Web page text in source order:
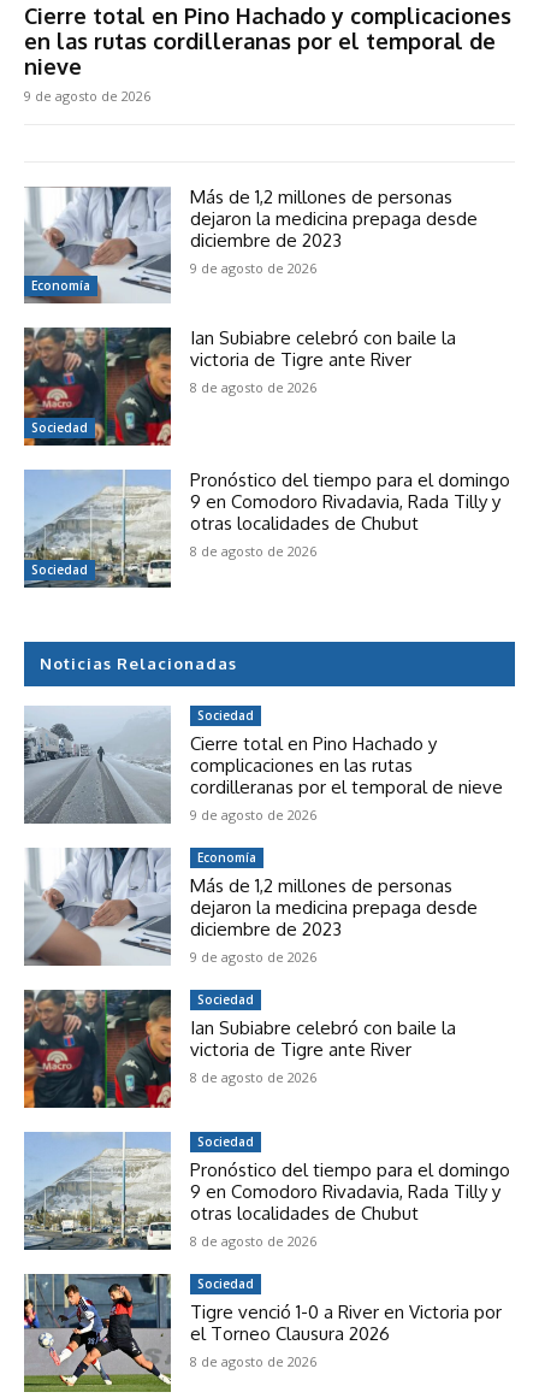
Cierre total en Pino Hachado y complicaciones
en las rutas cordilleranas por el temporal de
nieve
9 de agosto de 2026
Economía
Más de 1,2 millones de personas
dejaron la medicina prepaga desde
diciembre de 2023
9 de agosto de 2026
Sociedad
Ian Subiabre celebró con baile la
victoria de Tigre ante River
8 de agosto de 2026
Sociedad
Pronóstico del tiempo para el domingo
9 en Comodoro Rivadavia, Rada Tilly y
otras localidades de Chubut
8 de agosto de 2026
Noticias Relacionadas
Sociedad
Cierre total en Pino Hachado y
complicaciones en las rutas
cordilleranas por el temporal de nieve
9 de agosto de 2026
Economía
Más de 1,2 millones de personas
dejaron la medicina prepaga desde
diciembre de 2023
9 de agosto de 2026
Sociedad
Ian Subiabre celebró con baile la
victoria de Tigre ante River
8 de agosto de 2026
Sociedad
Pronóstico del tiempo para el domingo
9 en Comodoro Rivadavia, Rada Tilly y
otras localidades de Chubut
8 de agosto de 2026
Sociedad
Tigre venció 1-0 a River en Victoria por
el Torneo Clausura 2026
8 de agosto de 2026